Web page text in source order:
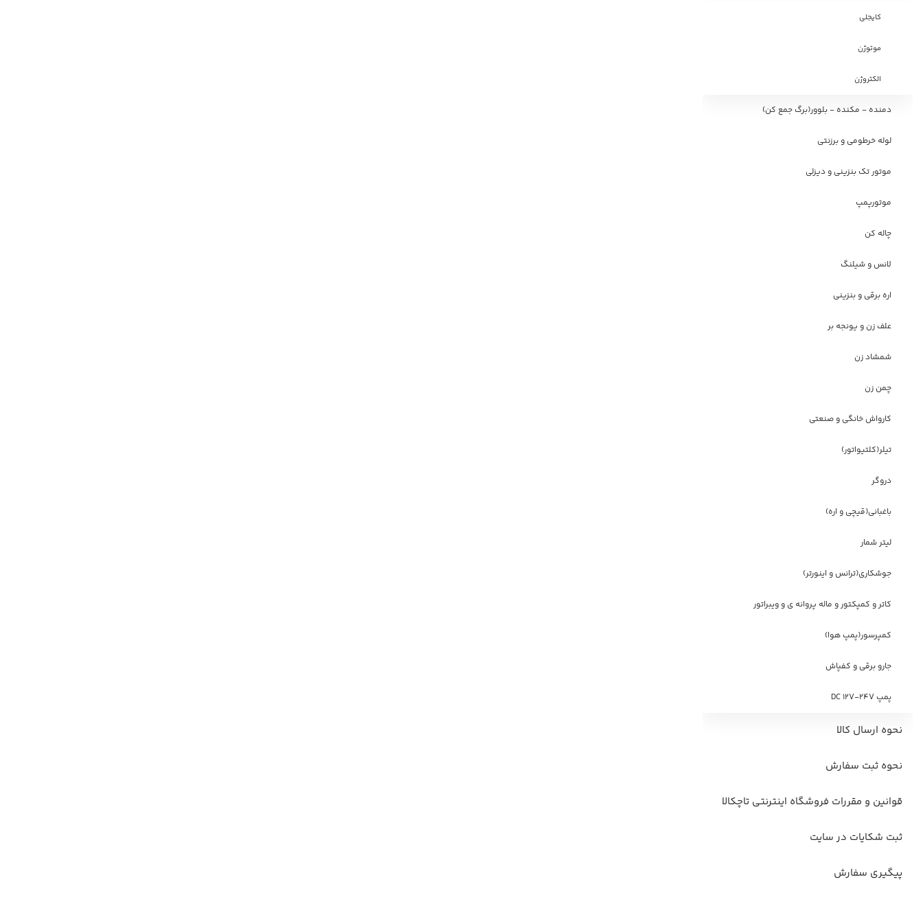
کایجلی
موتوژن
الکتروژن
دمنده - مکنده - بلوور(برگ جمع کن)
لوله خرطومی و برزنتی
موتور تک بنزینی و دیزلی
موتورپمپ
چاله کن
لانس و شیلنگ
اره برقی و بنزینی
علف زن و یونجه بر
شمشاد زن
چمن زن
کارواش خانگی و صنعتی
تیلر(کلتیواتور)
دروگر
باغبانی(قیچی و اره)
لیتر شمار
جوشکاری(ترانس و اینورتر)
کاتر و کمپکتور و ماله پروانه ی و ویبراتور
کمپرسور(پمپ هوا)
جارو برقی و کفپاش
پمپ DC 12V-24V
نحوه ارسال کالا
نحوه ثبت سفارش
قوانین و مقررات فروشگاه اینترنتی تاچکالا
ثبت شکایات در سایت
پیگیری سفارش